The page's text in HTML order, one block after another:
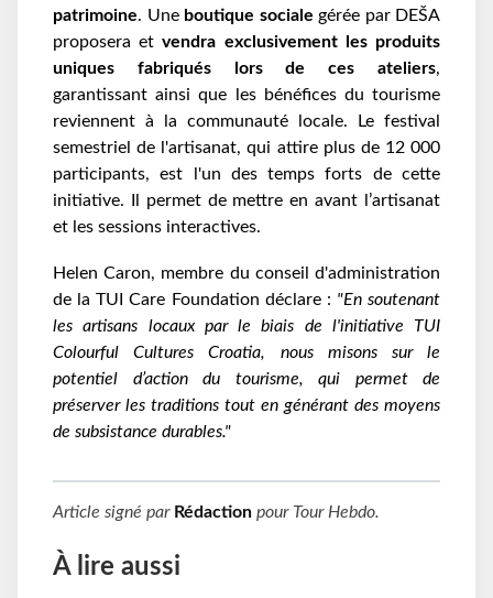
patrimoine. Uneboutique sociale gérée par DEŠA
proposera etvendra exclusivement les produits
uniques fabriqués lors de ces ateliers,
garantissant ainsi que les bénéfices du tourisme
reviennent à la communauté locale. Le festival
semestriel de l'artisanat, qui attire plus de 12 000
participants, est l'un des temps forts de cette
initiative. Il permet de mettre en avant l’artisanat
et les sessions interactives.
Helen Caron, membre du conseil d'administration
de la TUI Care Foundation déclare : "En soutenant
les artisans locaux par le biais de l'initiative TUI
Colourful Cultures Croatia, nous misons sur le
potentiel d’action du tourisme, qui permet de
préserver les traditions tout en générant des moyens
de subsistance durables."
Article signé par Rédaction pour Tour Hebdo.
À lire aussi